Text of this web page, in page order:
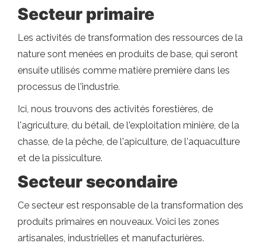
Secteur primaire
Les activités de transformation des ressources de la
nature sont menées en produits de base, qui seront
ensuite utilisés comme matière première dans les
processus de l'industrie.
Ici, nous trouvons des activités forestières, de
l'agriculture, du bétail, de l'exploitation minière, de la
chasse, de la pêche, de l'apiculture, de l'aquaculture
et de la pissiculture.
Secteur secondaire
Ce secteur est responsable de la transformation des
produits primaires en nouveaux. Voici les zones
artisanales, industrielles et manufacturières.